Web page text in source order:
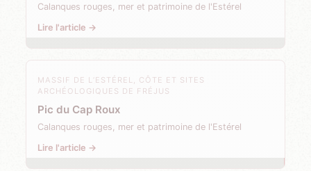
Calanques rouges, mer et patrimoine de l'Estérel
Lire l'article →
MASSIF DE L’ESTÉREL, CÔTE ET SITES
ARCHÉOLOGIQUES DE FRÉJUS
Pic du Cap Roux
Calanques rouges, mer et patrimoine de l'Estérel
Lire l'article →